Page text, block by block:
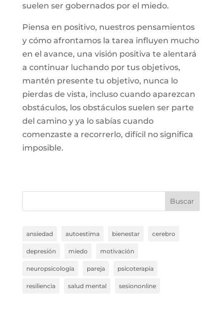
suelen ser gobernados por el miedo.
Piensa en positivo, nuestros pensamientos
y cómo afrontamos la tarea influyen mucho
en el avance, una visión positiva te alentará
a continuar luchando por tus objetivos,
mantén presente tu objetivo, nunca lo
pierdas de vista, incluso cuando aparezcan
obstáculos, los obstáculos suelen ser parte
del camino y ya lo sabías cuando
comenzaste a recorrerlo, difícil no significa
imposible.
Buscar
ansiedad autoestima bienestar cerebro
depresión miedo motivación
neuropsicología pareja psicoterapia
resiliencia salud mental sesiononline